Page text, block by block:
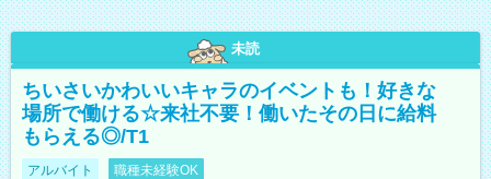
未読
ちいさいかわいいキャラのイベントも！好きな
場所で働ける☆来社不要！働いたその日に給料
もらえる◎/T1
アルバイト 職種未経験OK